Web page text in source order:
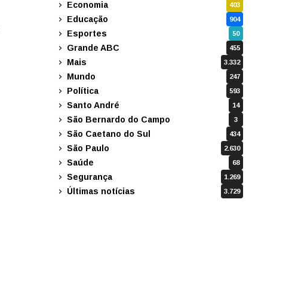
Economia 403
Educação 904
Esportes 50
Grande ABC 455
Mais 3.332
Mundo 247
Política 593
Santo André 14
São Bernardo do Campo 3
São Caetano do Sul 434
São Paulo 2.630
Saúde 68
Segurança 1.269
Últimas notícias 3.729